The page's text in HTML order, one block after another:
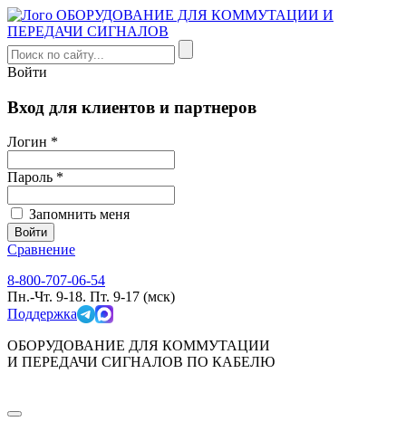
Войти
Вход для клиентов и партнеров
Логин *
Пароль *
Запомнить меня
Сравнение
8-800-707-06-54
Пн.-Чт. 9-18. Пт. 9-17 (мск)
Поддержка
ОБОРУДОВАНИЕ ДЛЯ КОММУТАЦИИ
И ПЕРЕДАЧИ СИГНАЛОВ ПО КАБЕЛЮ